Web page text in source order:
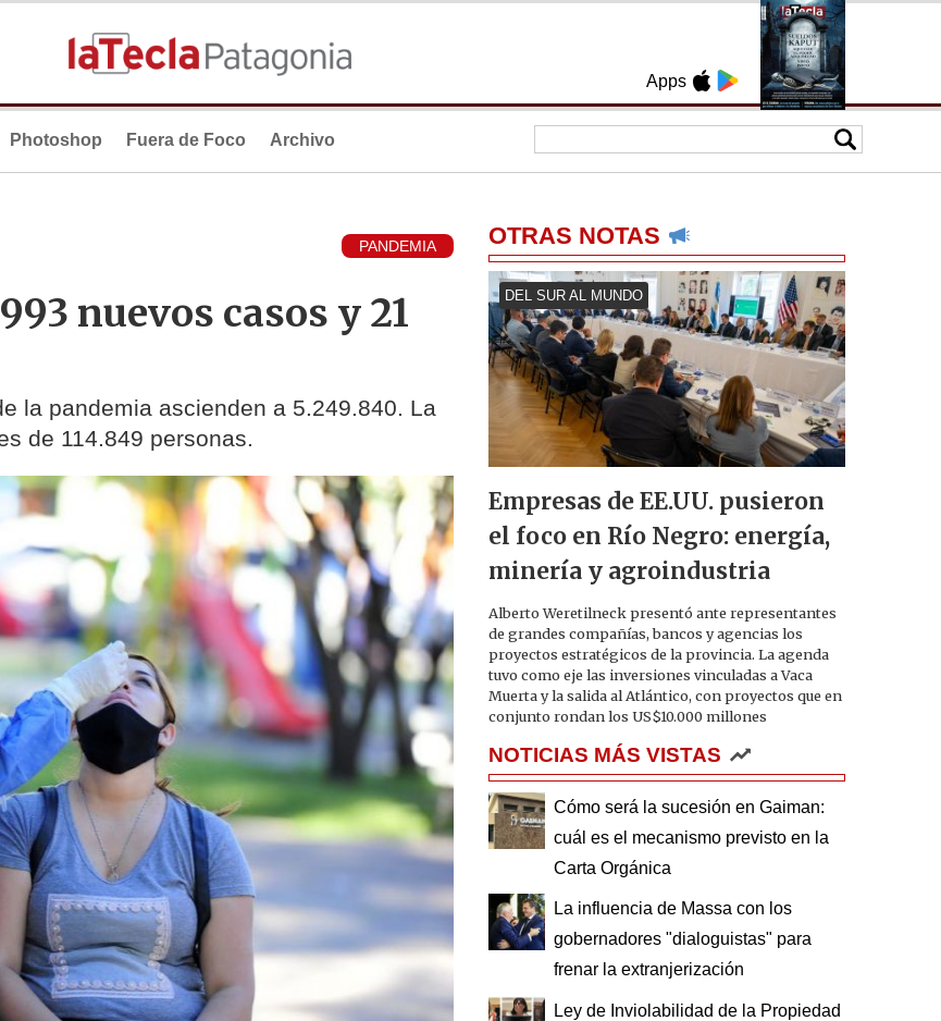
Apps
Photoshop Fuera de Foco Archivo
PANDEMIA
nuevos casos y 21
la pandemia ascienden a 5.249.840. La
de 114.849 personas.
OTRAS NOTAS
DEL SUR AL MUNDO
Empresas de EE.UU. pusieron
el foco en Río Negro: energía,
minería y agroindustria
Alberto Weretilneck presentó ante representantes
de grandes compañías, bancos y agencias los
proyectos estratégicos de la provincia. La agenda
tuvo como eje las inversiones vinculadas a Vaca
Muerta y la salida al Atlántico, con proyectos que en
conjunto rondan los US$10.000 millones
NOTICIAS MÁS VISTAS
Cómo será la sucesión en Gaiman:
cuál es el mecanismo previsto en la
Carta Orgánica
La influencia de Massa con los
gobernadores "dialoguistas" para
frenar la extranjerización
Ley de Inviolabilidad de la Propiedad